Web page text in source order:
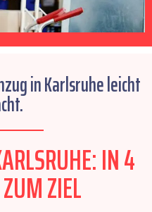
in Karlsruhe leicht
IN 4
ZIEL